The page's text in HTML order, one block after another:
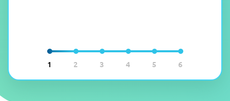
1 2 3 4 5 6